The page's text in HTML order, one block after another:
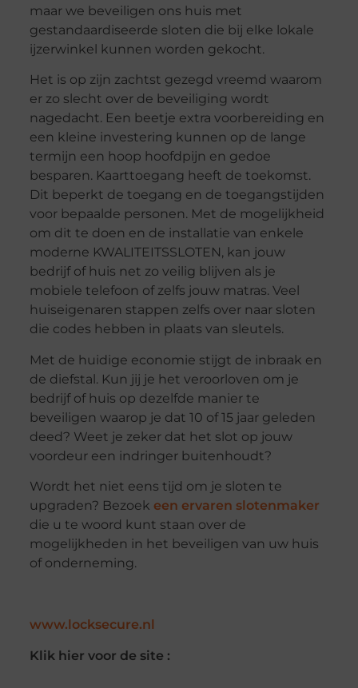
maar we beveiligen ons huis met
gestandaardiseerde sloten die bij elke lokale
ijzerwinkel kunnen worden gekocht.
Het is op zijn zachtst gezegd vreemd waarom
er zo slecht over de beveiliging wordt
nagedacht. Een beetje extra voorbereiding en
een kleine investering kunnen op de lange
termijn een hoop hoofdpijn en gedoe
besparen. Kaarttoegang heeft de toekomst.
Dit beperkt de toegang en de toegangstijden
voor bepaalde personen. Met de mogelijkheid
om dit te doen en de installatie van enkele
moderne KWALITEITSSLOTEN, kan jouw
bedrijf of huis net zo veilig blijven als je
mobiele telefoon of zelfs jouw matras. Veel
huiseigenaren stappen zelfs over naar sloten
die codes hebben in plaats van sleutels.
Met de huidige economie stijgt de inbraak en
de diefstal. Kun jij je het veroorloven om je
bedrijf of huis op dezelfde manier te
beveiligen waarop je dat 10 of 15 jaar geleden
deed? Weet je zeker dat het slot op jouw
voordeur een indringer buitenhoudt?
Wordt het niet eens tijd om je sloten te
upgraden? Bezoek een ervaren slotenmaker
die u te woord kunt staan over de
mogelijkheden in het beveiligen van uw huis
of onderneming.
www.locksecure.nl
Klik hier voor de site :